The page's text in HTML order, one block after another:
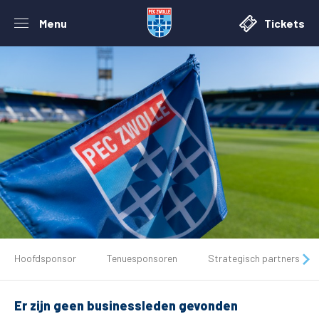
Menu Tickets
Tickets
Matchdays
Hoofdsponsor Tenuesponsoren Strategisch partners
Er zijn geen businessleden gevonden